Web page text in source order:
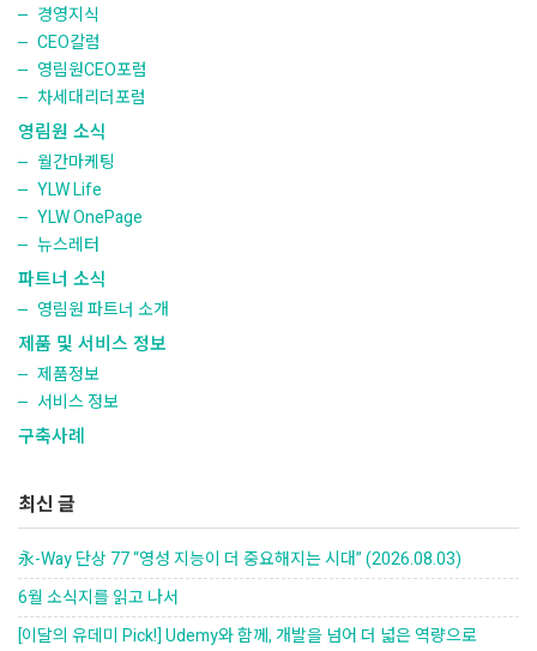
경영지식
CEO칼럼
영림원CEO포럼
차세대리더포럼
영림원 소식
월간마케팅
YLW Life
YLW OnePage
뉴스레터
파트너 소식
영림원 파트너 소개
제품 및 서비스 정보
제품정보
서비스 정보
구축사례
최신 글
永-Way 단상 77 “영성 지능이 더 중요해지는 시대” (2026.08.03)
6월 소식지를 읽고 나서
[이달의 유데미 Pick!] Udemy와 함께, 개발을 넘어 더 넓은 역량으로